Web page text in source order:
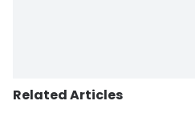
Related Articles